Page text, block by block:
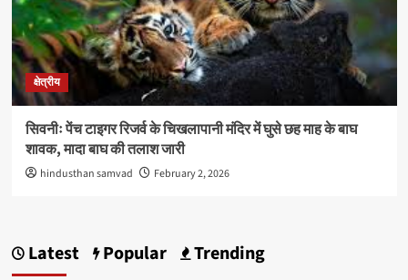
क्षेत्रीय
सिवनीः पेंच टाइगर रिजर्व के चिखलापानी मंदिर में घुसे छह माह के बाघ
शावक, मादा बाघ की तलाश जारी
hindusthan samvad February 2, 2026
Latest Popular Trending